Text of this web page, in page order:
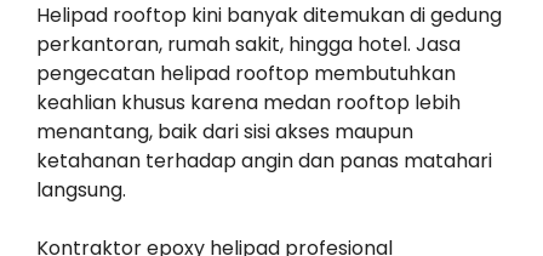
Helipad rooftop kini banyak ditemukan di gedung
perkantoran, rumah sakit, hingga hotel. Jasa
pengecatan helipad rooftop membutuhkan
keahlian khusus karena medan rooftop lebih
menantang, baik dari sisi akses maupun
ketahanan terhadap angin dan panas matahari
langsung.
Kontraktor epoxy helipad profesional